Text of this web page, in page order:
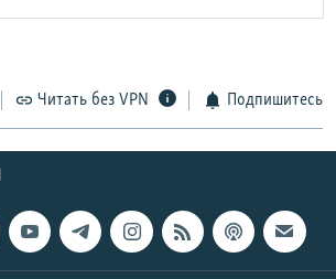
Читать без VPN Подпишитесь